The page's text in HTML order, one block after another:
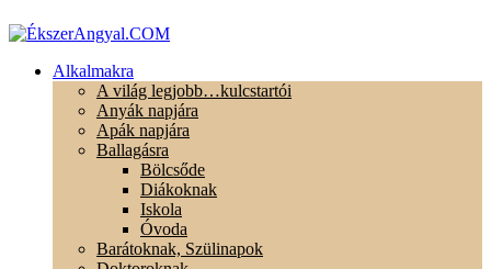
Alkalmakra
A világ legjobb…kulcstartói
Anyák napjára
Apák napjára
Ballagásra
Bölcsőde
Diákoknak
Iskola
Óvoda
Barátoknak, Szülinapok